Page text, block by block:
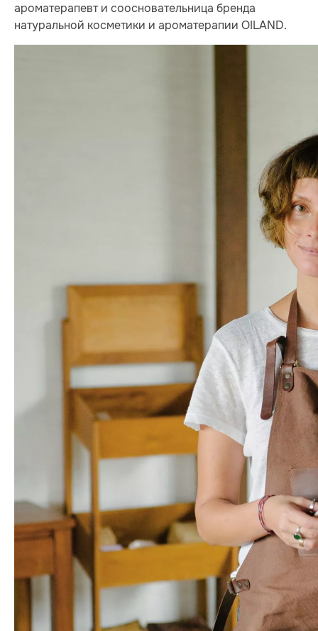
ароматерапевт и соосновательница бренда
натуральной косметики и ароматерапии OILAND.